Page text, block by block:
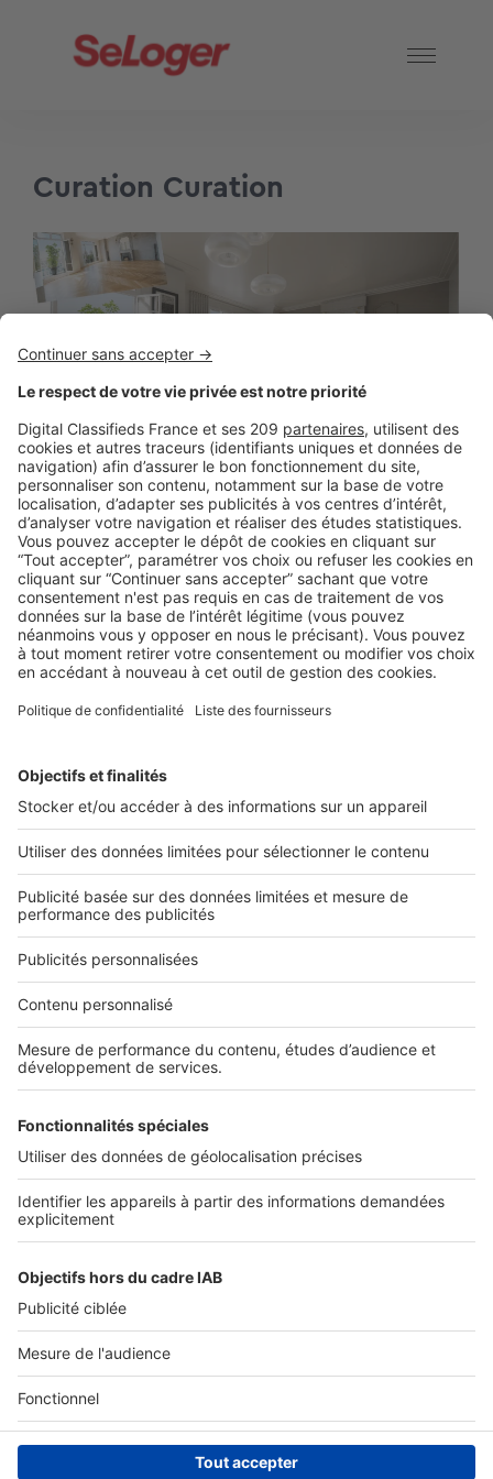
Curation Curation
BUSINESS
Boostez vos ventes avec
l’aménagement d’intérieur en 3D
2 rue des Italiens 75009 Paris
01 53 38 80 00
Nos solutions pro
Actualités pro
Nous contacter
Connexion à My SeLoger Pro
Espace Presse